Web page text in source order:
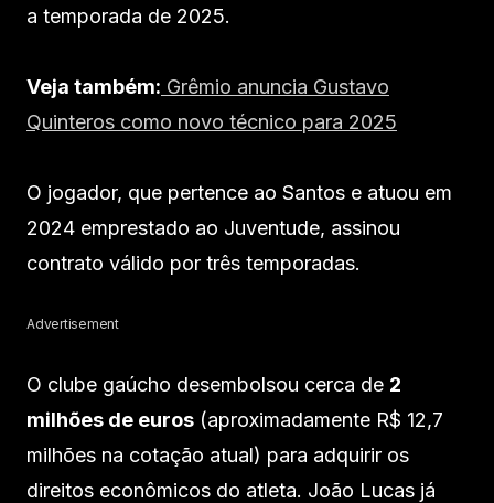
a temporada de 2025.
Veja também: Grêmio anuncia Gustavo
Quinteros como novo técnico para 2025
O jogador, que pertence ao Santos e atuou em
2024 emprestado ao Juventude, assinou
contrato válido por três temporadas.
Advertisement
O clube gaúcho desembolsou cerca de 2
milhões de euros (aproximadamente R$ 12,7
milhões na cotação atual) para adquirir os
direitos econômicos do atleta. João Lucas já